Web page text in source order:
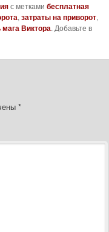
с метками бесплатная
, затраты на приворот,
Виктора. Добавьте в
*